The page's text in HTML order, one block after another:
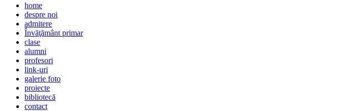
home
despre noi
admitere
Învăţământ primar
clase
alumni
profesori
link-uri
galerie foto
proiecte
bibliotecă
contact